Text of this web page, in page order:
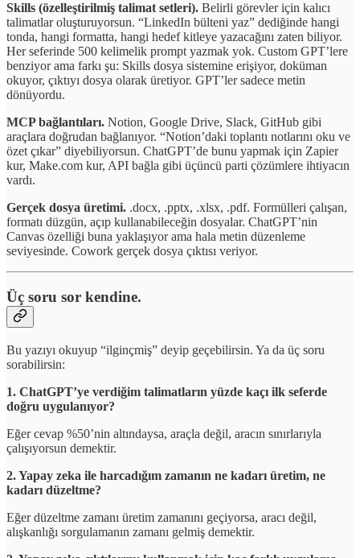
Skills (özelleştirilmiş talimat setleri). Belirli görevler için kalıcı
talimatlar oluşturuyorsun. “LinkedIn bülteni yaz” dediğinde hangi
tonda, hangi formatta, hangi hedef kitleye yazacağını zaten biliyor.
Her seferinde 500 kelimelik prompt yazmak yok. Custom GPT’lere
benziyor ama farkı şu: Skills dosya sistemine erişiyor, doküman
okuyor, çıktıyı dosya olarak üretiyor. GPT’ler sadece metin
dönüyordu.
MCP bağlantıları. Notion, Google Drive, Slack, GitHub gibi
araçlara doğrudan bağlanıyor. “Notion’daki toplantı notlarını oku ve
özet çıkar” diyebiliyorsun. ChatGPT’de bunu yapmak için Zapier
kur, Make.com kur, API bağla gibi üçüncü parti çözümlere ihtiyacın
vardı.
Gerçek dosya üretimi. .docx, .pptx, .xlsx, .pdf. Formülleri çalışan,
formatı düzgün, açıp kullanabileceğin dosyalar. ChatGPT’nin
Canvas özelliği buna yaklaşıyor ama hala metin düzenleme
seviyesinde. Cowork gerçek dosya çıktısı veriyor.
Üç soru sor kendine.
Bu yazıyı okuyup “ilginçmiş” deyip geçebilirsin. Ya da üç soru
sorabilirsin:
1. ChatGPT’ye verdiğim talimatların yüzde kaçı ilk seferde
doğru uygulanıyor?
Eğer cevap %50’nin altındaysa, araçla değil, aracın sınırlarıyla
çalışıyorsun demektir.
2. Yapay zeka ile harcadığım zamanın ne kadarı üretim, ne
kadarı düzeltme?
Eğer düzeltme zamanı üretim zamanını geçiyorsa, aracı değil,
alışkanlığı sorgulamanın zamanı gelmiş demektir.